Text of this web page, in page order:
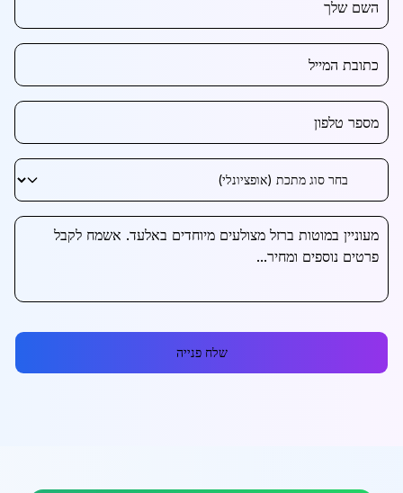
שלח פנייה